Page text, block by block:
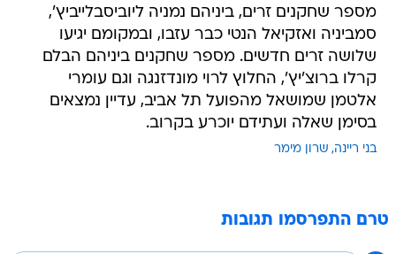
מספר שחקנים זרים, ביניהם נמניה ליוביסבלייביץ',
סמביניה ואזקיאל הנטי כבר עזבו, ובמקומם יגיעו
שלושה זרים חדשים. מספר שחקנים ביניהם הבלם
קרלו ברוצ'יץ', החלוץ לרוי מונדזנגה וגם עומרי
אלטמן שמושאל מהפועל תל אביב, עדיין נמצאים
בסימן שאלה ועתידם יוכרע בקרוב.
בני ריינה שרון מימר
טרם התפרסמו תגובות